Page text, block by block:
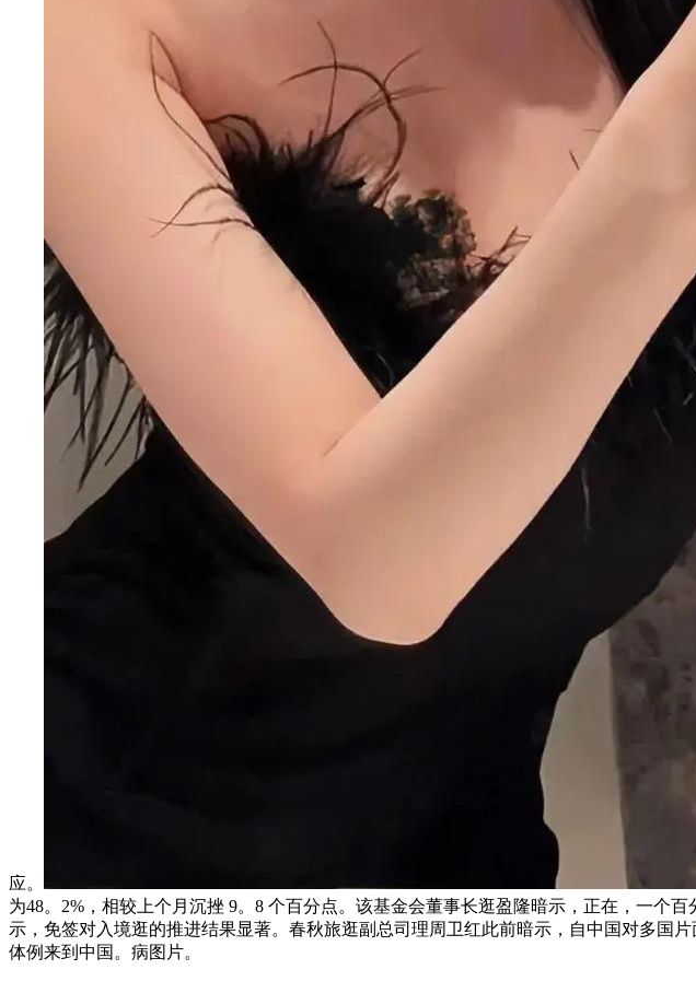
应。
为48。2%，相较上个月沉挫 9。8 个百分点。该基金会董事长逛盈隆暗示，正在，一个
示，免签对入境逛的推进结果显著。春秋旅逛副总司理周卫红此前暗示，自中国对多国
体例来到中国。病图片。